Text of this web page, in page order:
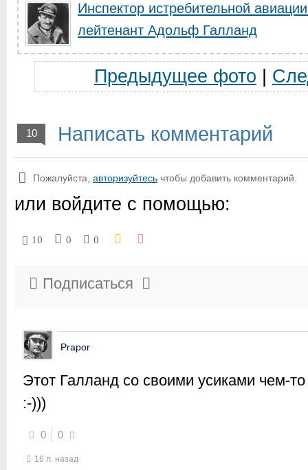
Инспектор истребительной
лейтенант Адольф Галланд
Предыдущее фото
10 Написать комментарий
Пожалуйста, авторизуйтесь чтобы добавить комментарий.
или войдите с помощью:
10 0 0
Подписаться
Prapor
Этот Галланд со своими усиками чем-
:-)))
0 0
16 л. назад